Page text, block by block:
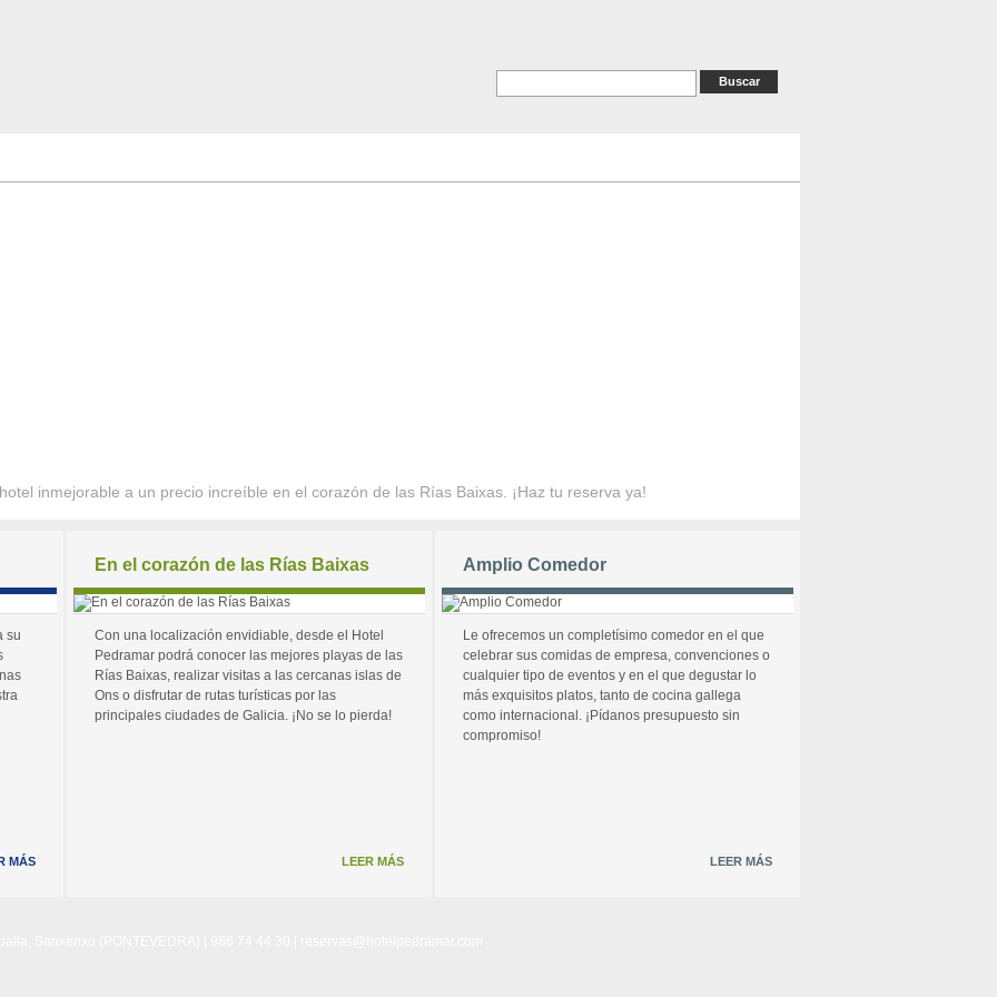
inmejorable a un precio increíble en el corazón de las Rías Baixas. ¡Haz tu reserva ya!
su
MÁS
En el corazón de las Rías Baixas
Con una localización envidiable, desde el Hotel
Pedramar podrá conocer las mejores playas de las
Rías Baixas, realizar visitas a las cercanas islas de
Ons o disfrutar de rutas turísticas por las
principales ciudades de Galicia. ¡No se lo pierda!
LEER MÁS
Amplio Comedor
Le ofrecemos un completísimo comedor en el que
celebrar sus comidas de empresa, convenciones o
cualquier tipo de eventos y en el que degustar lo
más exquisitos platos, tanto de cocina gallega
como internacional. ¡Pídanos presupuesto sin
compromiso!
LEER MÁS